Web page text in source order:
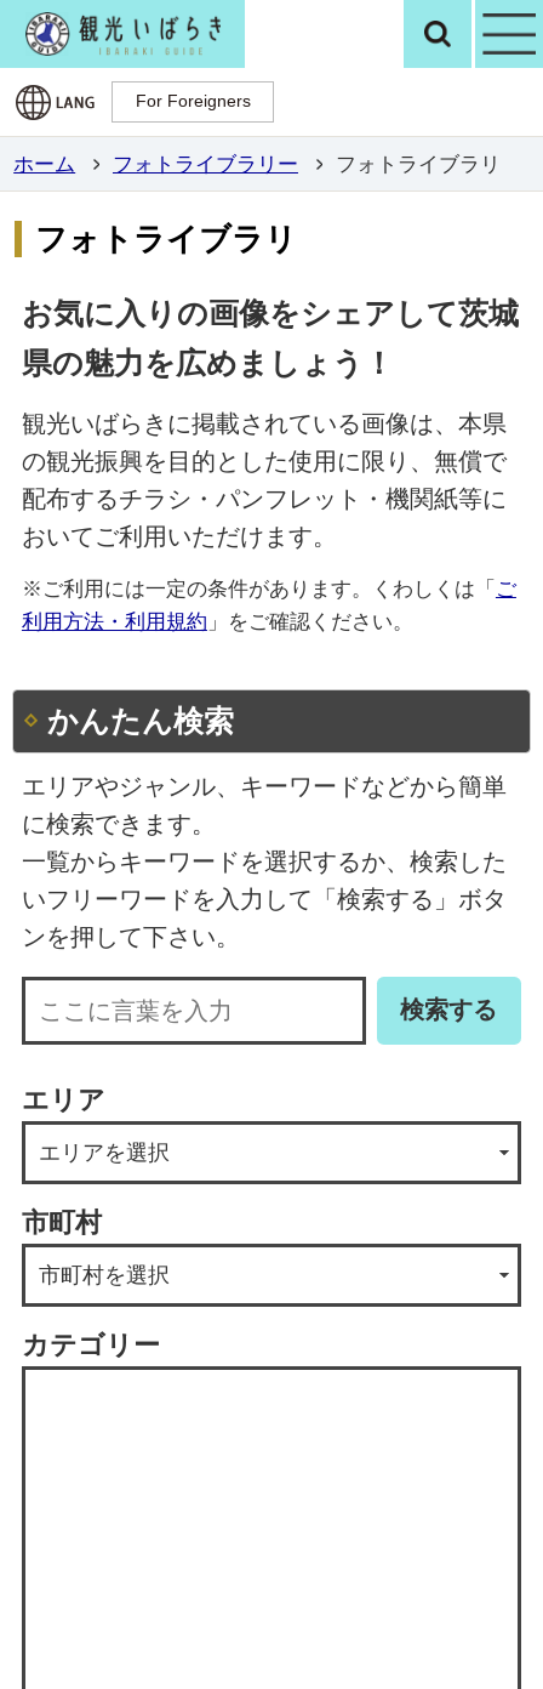
観光いばらき検
For Foreigners
For Foreigners
ホーム フォトライブラリー フォトライブラリ
フォトライブラリ
お気に入りの画像をシェアして茨城
県の魅力を広めましょう！
観光いばらきに掲載されている画像は、本県
の観光振興を目的とした使用に限り、無償で
配布するチラシ・パンフレット・機関紙等に
おいてご利用いただけます。
※ご利用には一定の条件があります。くわしくは「ご
利用方法・利用規約 」をご確認ください。
かんたん検索
エリアやジャンル、キーワードなどから簡単
に検索できます。
一覧からキーワードを選択するか、検索した
いフリーワードを入力して「検索する」ボタ
ンを押して下さい。
エリア
市町村
カテゴリー